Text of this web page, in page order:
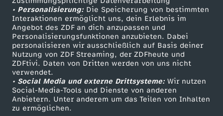
• Personalisierung:Die Speicherung von bestimmten
Interaktionen ermöglicht uns, dein Erlebnis im
Angebot des ZDF an dich anzupassen und
Personalisierungsfunktionen anzubieten. Dabei
personalisieren wir ausschließlich auf Basis deiner
Nutzung von ZDF Streaming, der ZDFheute und
ZDFtivi. Daten von Dritten werden von uns nicht
verwendet.
• Social Media und externe Drittsysteme:Wir nutzen
Social-Media-Tools und Dienste von anderen
Anbietern. Unter anderem um das Teilen von Inhalten
zu ermöglichen.
o
p
a
v
Sendungen A-Z
TV-Programm
Hilfe
ZDF Unternehmen
Karriere